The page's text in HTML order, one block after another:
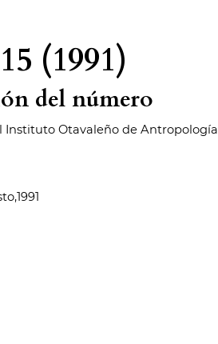
(1991)
del número
Instituto Otavaleño de Antropología